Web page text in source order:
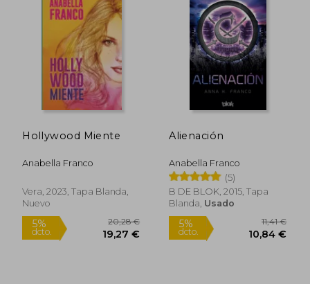
17,01 €
5%
dcto.
Hollywood Miente
Anabella Franco
Vera, 2023, Tapa Blanda,
Nuevo
Alienación
Anabella Franco
(5)
B DE BLOK, 2015, Tapa
Blanda, Usado